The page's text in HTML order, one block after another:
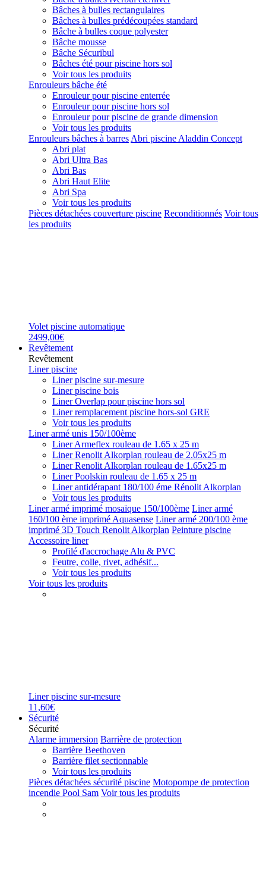
Bâches à bulles rectangulaires
Bâches à bulles prédécoupées standard
Bâche à bulles coque polyester
Bâche mousse
Bâche Sécuribul
Bâches été pour piscine hors sol
Voir tous les produits
Enrouleurs bâche été
Enrouleur pour piscine enterrée
Enrouleur pour piscine hors sol
Enrouleur pour piscine de grande dimension
Voir tous les produits
Enrouleurs bâches à barres Abri piscine Aladdin Concept
Abri plat
Abri Ultra Bas
Abri Bas
Abri Haut Elite
Abri Spa
Voir tous les produits
Pièces détachées couverture piscine Reconditionnés Voir tous
les produits
Volet piscine automatique
2499,00€
Revêtement
Revêtement
Liner piscine
Liner piscine sur-mesure
Liner piscine bois
Liner Overlap pour piscine hors sol
Liner remplacement piscine hors-sol GRE
Voir tous les produits
Liner armé unis 150/100ème
Liner Armeflex rouleau de 1.65 x 25 m
Liner Renolit Alkorplan rouleau de 2.05x25 m
Liner Renolit Alkorplan rouleau de 1.65x25 m
Liner Poolskin rouleau de 1.65 x 25 m
Liner antidérapant 180/100 éme Rénolit Alkorplan
Voir tous les produits
Liner armé imprimé mosaïque 150/100ème Liner armé
160/100 ème imprimé Aquasense Liner armé 200/100 ème
imprimé 3D Touch Renolit Alkorplan Peinture piscine
Accessoire liner
Profilé d'accrochage Alu & PVC
Feutre, colle, rivet, adhésif...
Voir tous les produits
Voir tous les produits
Liner piscine sur-mesure
11,60€
Sécurité
Sécurité
Alarme immersion Barrière de protection
Barrière Beethoven
Barrière filet sectionnable
Voir tous les produits
Pièces détachées sécurité piscine Motopompe de protection
incendie Pool Sam Voir tous les produits